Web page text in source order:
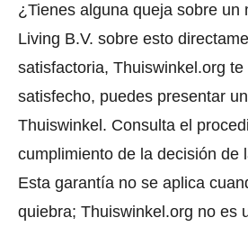
¿Tienes alguna queja sobre
Living B.V. sobre esto
satisfactoria, Thuiswinkel.org
satisfecho, puedes presentar
Thuiswinkel. Consulta el
cumplimiento de la decisión de
Esta garantía no se aplica
quiebra; Thuiswinkel.org no es